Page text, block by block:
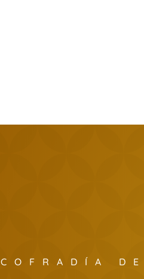
COFRADÍA